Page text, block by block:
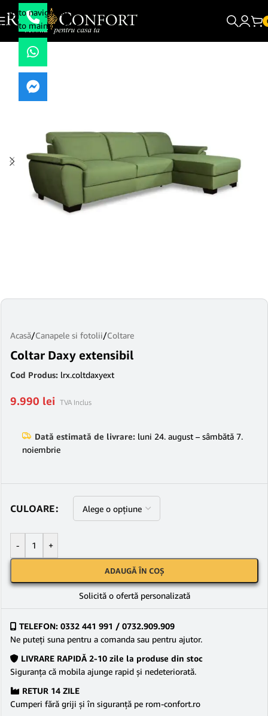
Skip to navigation
Skip to main content
Acasă/Canapele si fotolii/Coltare
Coltar Daxy extensibil
Cod Produs: lrx.coltdaxyext
9.990 lei TVA Inclus
Dată estimată de livrare: luni 24. august – sâmbătă 7.
noiembrie
CULOARE
- +
ADAUGĂ ÎN COȘ
Solicită o ofertă personalizată
TELEFON: 0332 441 991 / 0732.909.909
Ne puteţi suna pentru a comanda sau pentru ajutor.
LIVRARE RAPIDĂ 2-10 zile la produse din stoc
Siguranţa că mobila ajunge rapid şi nedeteriorată.
RETUR 14 ZILE
Cumperi fără griji şi în siguranţă pe rom-confort.ro